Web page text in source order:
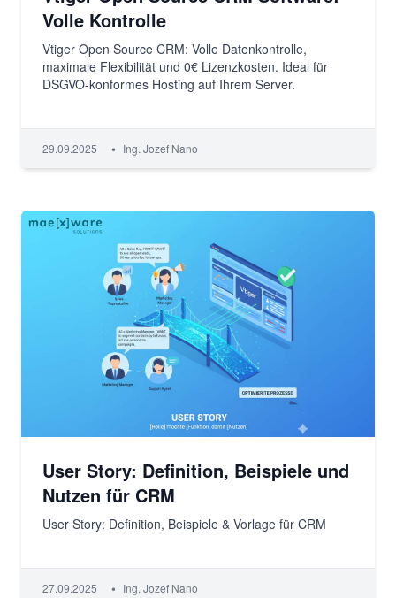
Volle Kontrolle
Vtiger Open Source CRM: Volle Datenkontrolle,
maximale Flexibilität und 0€ Lizenzkosten. Ideal für
DSGVO-konformes Hosting auf Ihrem Server.
29.09.2025 • Ing. Jozef Nano
User Story: Definition, Beispiele und
Nutzen für CRM
User Story: Definition, Beispiele & Vorlage für CRM
27.09.2025 • Ing. Jozef Nano